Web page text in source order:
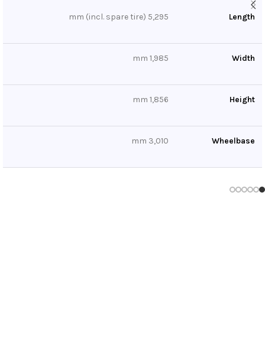
Length
5,295 mm (incl. spare tire)
Width
1,985 mm
Height
1,856 mm
Wheelbase
3,010 mm